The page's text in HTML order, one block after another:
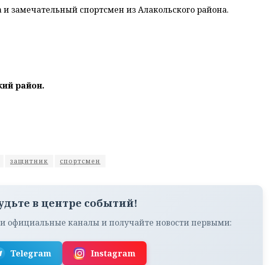
замечательный спортсмен из Алакольского района.
район.
защитник спортсмен
в центре событий!
официальные каналы и получайте новости первыми:
Telegram Instagram